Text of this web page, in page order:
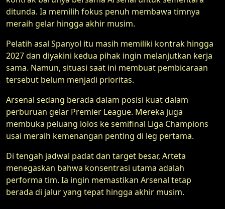
ditunda. Ia memilih fokus penuh membawa timnya
meraih gelar hingga akhir musim.
Pelatih asal Spanyol itu masih memiliki kontrak hingga
2027 dan diyakini kedua pihak ingin melanjutkan kerja
sama. Namun, situasi saat ini membuat pembicaraan
tersebut belum menjadi prioritas.
Arsenal sedang berada dalam posisi kuat dalam
perburuan gelar Premier League. Mereka juga
membuka peluang lolos ke semifinal Liga Champions
usai meraih kemenangan penting di leg pertama.
Di tengah jadwal padat dan target besar, Arteta
menegaskan bahwa konsentrasi utama adalah
performa tim. Ia ingin memastikan Arsenal tetap
berada di jalur yang tepat hingga akhir musim.